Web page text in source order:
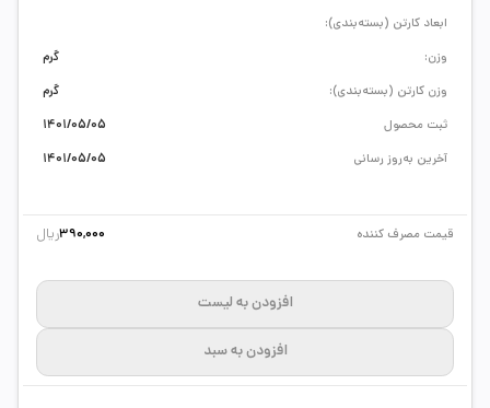
ابعاد کارتن (بسته‌بندی):
وزن:
گرم
وزن کارتن (بسته‌بندی):
گرم
ثبت محصول
1401/05/05
آخرین به‌روز رسانی
1401/05/05
قیمت مصرف کننده 390,000ریال
افزودن به لیست
افزودن به سبد